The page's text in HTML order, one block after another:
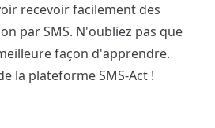
recevoir facilement des
par SMS. N'oubliez pas que
façon d'apprendre.
la plateforme SMS-Act !